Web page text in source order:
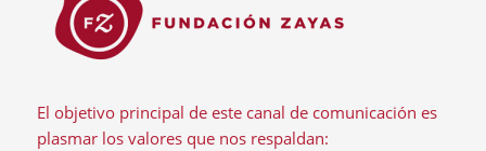
El objetivo principal de este canal de comunicación es
plasmar los valores que nos respaldan: